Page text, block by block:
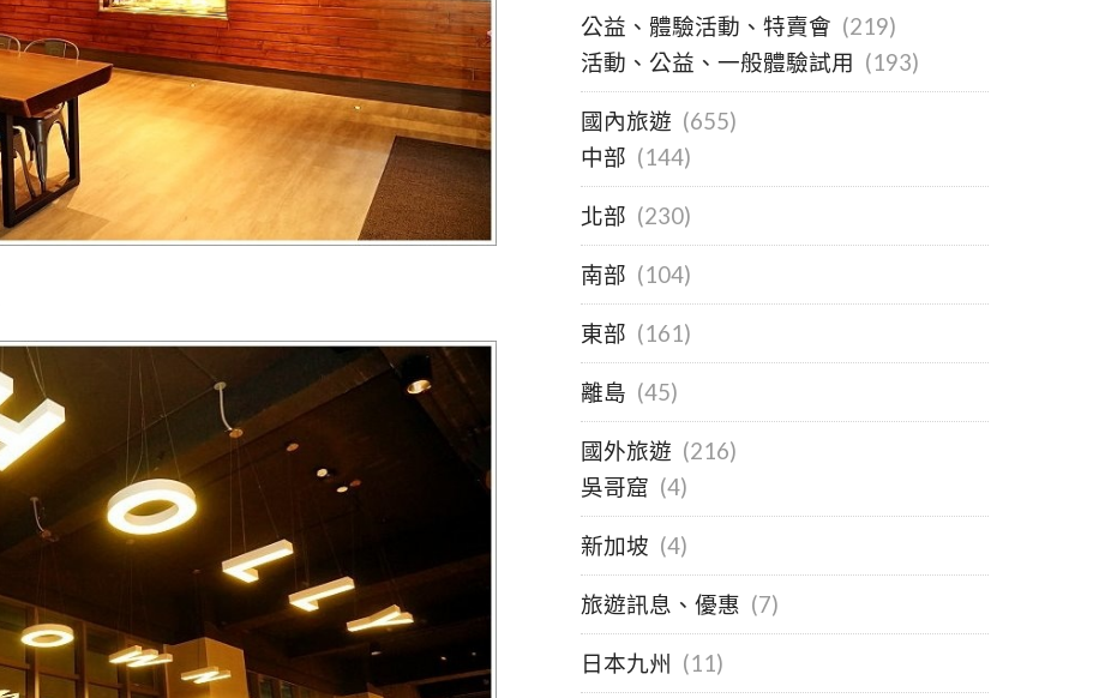
公益、體驗活動、特賣會 (219)
活動、公益、一般體驗試用 (193)
國內旅遊 (655)
中部 (144)
北部 (230)
南部 (104)
東部 (161)
離島 (45)
國外旅遊 (216)
吳哥窟 (4)
新加坡 (4)
旅遊訊息、優惠 (7)
日本九州 (11)